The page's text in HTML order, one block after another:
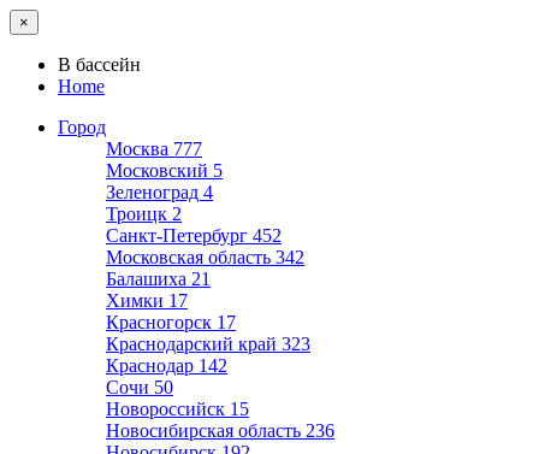
×
В бассейн
Home
Город
Москва 777
Московский 5
Зеленоград 4
Троицк 2
Санкт-Петербург 452
Московская область 342
Балашиха 21
Химки 17
Красногорск 17
Краснодарский край 323
Краснодар 142
Сочи 50
Новороссийск 15
Новосибирская область 236